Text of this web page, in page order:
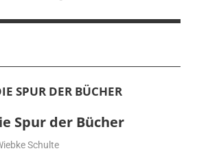
SPUR DER BÜCHER
Spur der Bücher
Schulte